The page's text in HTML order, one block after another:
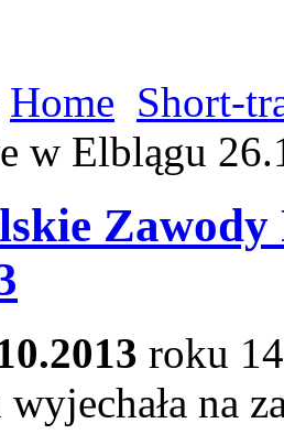
Home Short-
w Elblągu
roku
na